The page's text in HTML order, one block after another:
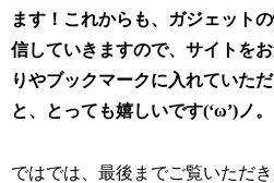
ます！これからも、ガジェット
信していきますので、サイトを
りやブックマークに入れていた
と、とっても嬉しいです(‘ω’)ノ。
ではでは、最後までご覧いただ